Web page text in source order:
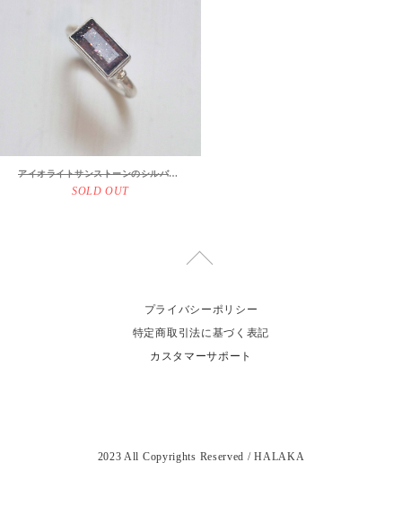
SOLD OUT
アイオライトサンストーンのシルバーリング
プライバシーポリシー
特定商取引法に基づく表記
カスタマーサポート
2023 All Copyrights Reserved / HALAKA